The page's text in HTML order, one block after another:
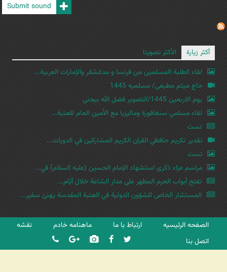
Submit sound
أكثر زيارة
الأكثر تصويتا
لقاء الطلبة المسلمين من فرنسا و مدغشقر والإمارات العربية...
حاج میثم مطیعی/ مسلمیه 1445
یوم الاربعین 1445/التصویر فضل الله بیجنی
لقاء مسلمي سنغافورة وماليزيا مع الأمين العام للعتبة...
تست
تقدير تكريم حافظي القران الكريم المشاركين في الدورات...
تست
مراسم عزاء ذكرى استشهاد الإمام الحسين (عليه السلام) في...
تفتح أبواب الحرم المطهر على مدار السّاعة خلال أيّام...
المستشار الخاص للشؤون الدولية في العتبة المقدسة يهنئ سفير...
الصفحه الرئیسیه ارتباط با ما ماهنامه خادم
نقشه
اتصل بنا